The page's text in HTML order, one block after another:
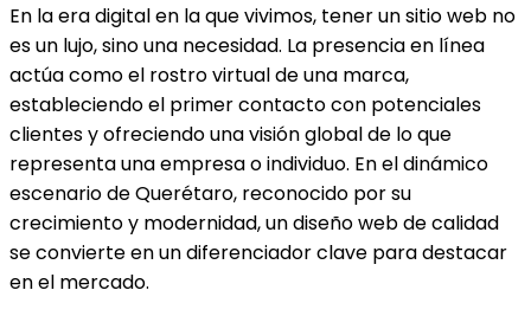
En la era digital en la que vivimos, tener un sitio web no
es un lujo, sino una necesidad. La presencia en línea
actúa como el rostro virtual de una marca,
estableciendo el primer contacto con potenciales
clientes y ofreciendo una visión global de lo que
representa una empresa o individuo. En el dinámico
escenario de Querétaro, reconocido por su
crecimiento y modernidad, un diseño web de calidad
se convierte en un diferenciador clave para destacar
en el mercado.